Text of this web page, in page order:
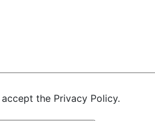
the Privacy Policy.